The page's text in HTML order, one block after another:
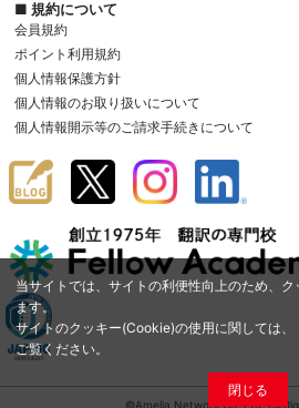
当サイトでは、サイトの利便性向上のため、
ます。
サイトのクッキー(Cookie)の使用に関しては、
ご覧ください。
閉じる
■ 規約について
会員規約
ポイント利用規約
個人情報保護方針
個人情報のお取り扱いについて
個人情報開示等のご請求手続きについて
©Amelia Network Co.,Ltd. All